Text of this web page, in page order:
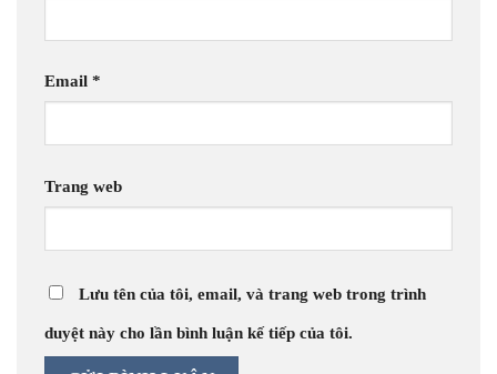
Email *
Trang web
Lưu tên của tôi, email, và trang web trong trình
duyệt này cho lần bình luận kế tiếp của tôi.